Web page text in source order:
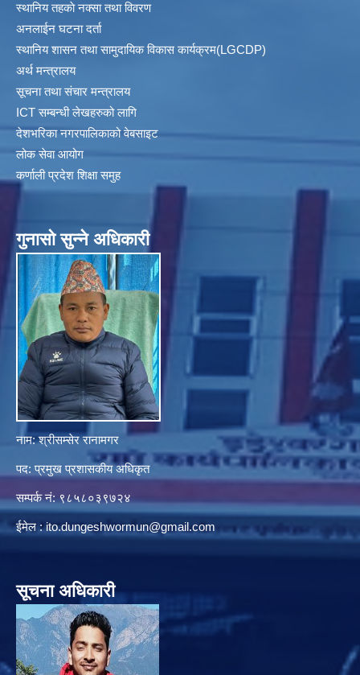
स्थानिय तहकाे नक्सा तथा विवरण
अनलाईन घटना दर्ता
स्थानिय शासन तथा सामुदायिक विकास कार्यक्रम(LGCDP)
अर्थ मन्त्रालय
सूचना तथा संचार मन्त्रालय
ICT सम्बन्धी लेखहरुको लागि
देशभरिका नगरपालिकाको वेबसाइट
लोक सेवा आयोग
कर्णाली प्रदेश शिक्षा समुह
गुनासाे सुन्ने अधिकारी
नाम: श्रीसम्सेर रानामगर
पद: प्रमुख प्रशासकीय अधिकृत
सम्पर्क नं: ९८५८०३९७२४
ईमेल :ito.dungeshwormun@gmail.com
सूचना अधिकारी